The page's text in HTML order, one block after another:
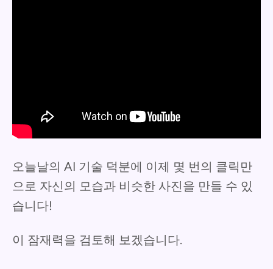
오늘날의 AI 기술 덕분에 이제 몇 번의 클릭만
으로 자신의 모습과 비슷한 사진을 만들 수 있
습니다!
이 잠재력을 검토해 보겠습니다.